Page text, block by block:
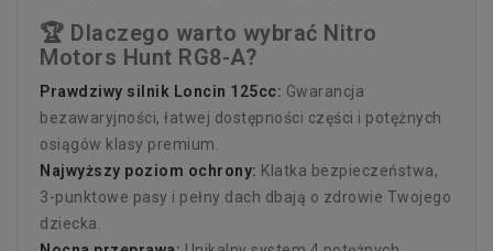
🏆 Dlaczego warto wybrać Nitro
Motors Hunt RG8-A?
Prawdziwy silnik Loncin 125cc: Gwarancja
bezawaryjności, łatwej dostępności części i potężnych
osiągów klasy premium.
Najwyższy poziom ochrony: Klatka bezpieczeństwa,
3-punktowe pasy i pełny dach dbają o zdrowie Twojego
dziecka.